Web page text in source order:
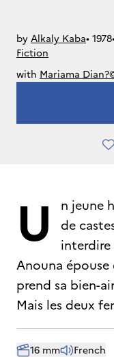
by Alkaly Kaba• 1978
Fiction
with Mariama
U
n jeune
de
interdire
Anouna
prend sa bien-
Mais les deux
16 mm French